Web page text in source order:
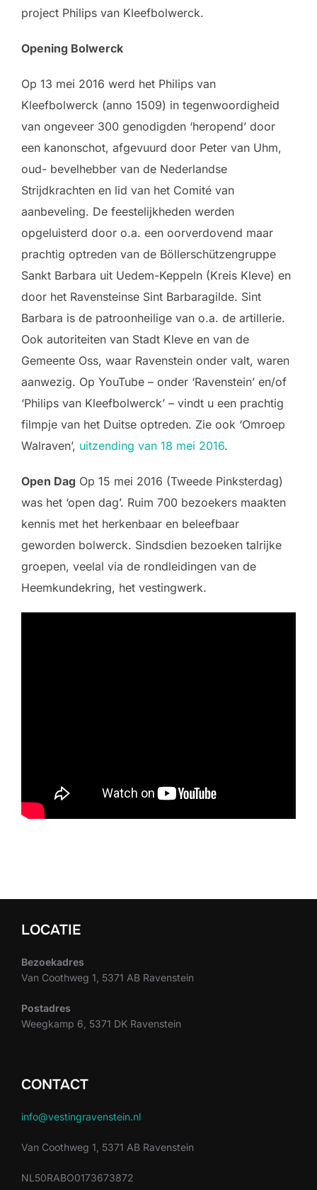
project Philips van Kleefbolwerck.
Opening Bolwerck
Op 13 mei 2016 werd het Philips van
Kleefbolwerck (anno 1509) in tegenwoordigheid
van ongeveer 300 genodigden ‘heropend’ door
een kanonschot, afgevuurd door Peter van Uhm,
oud- bevelhebber van de Nederlandse
Strijdkrachten en lid van het Comité van
aanbeveling. De feestelijkheden werden
opgeluisterd door o.a. een oorverdovend maar
prachtig optreden van de Böllerschützengruppe
Sankt Barbara uit Uedem-Keppeln (Kreis Kleve) en
door het Ravensteinse Sint Barbaragilde. Sint
Barbara is de patroonheilige van o.a. de artillerie.
Ook autoriteiten van Stadt Kleve en van de
Gemeente Oss, waar Ravenstein onder valt, waren
aanwezig. Op YouTube – onder ‘Ravenstein’ en/of
‘Philips van Kleefbolwerck’ – vindt u een prachtig
filmpje van het Duitse optreden. Zie ook ‘Omroep
Walraven’, uitzending van 18 mei 2016.
Open Dag Op 15 mei 2016 (Tweede Pinksterdag)
was het ‘open dag’. Ruim 700 bezoekers maakten
kennis met het herkenbaar en beleefbaar
geworden bolwerck. Sindsdien bezoeken talrijke
groepen, veelal via de rondleidingen van de
Heemkundekring, het vestingwerk.
LOCATIE
Bezoekadres
Van Coothweg 1, 5371 AB Ravenstein
Postadres
Weegkamp 6, 5371 DK Ravenstein
CONTACT
info@vestingravenstein.nl
Van Coothweg 1, 5371 AB Ravenstein
NL50RABO0173673872